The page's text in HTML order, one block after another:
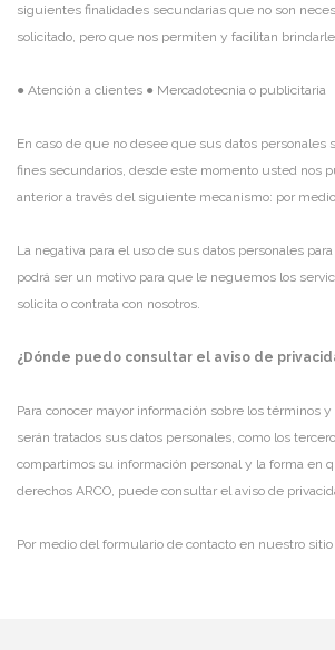
siguientes finalidades secundarias que no son
solicitado, pero que nos permiten y facilitan
● Atención a clientes ● Mercadotecnia o publicitaria
En caso de que no desee que sus datos personales
fines secundarios, desde este momento usted nos
anterior a través del siguiente mecanismo: por
La negativa para el uso de sus datos personales
podrá ser un motivo para que le neguemos los
solicita o contrata con nosotros.
¿Dónde puedo consultar el aviso de
Para conocer mayor información sobre los términos
serán tratados sus datos personales, como los
compartimos su información personal y la forma en
derechos ARCO, puede consultar el aviso de
Por medio del formulario de contacto en nuestro